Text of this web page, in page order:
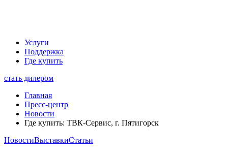
Услуги
Поддержка
Где купить
стать дилером
Главная
Пресс-центр
Новости
Где купить: ТВК-Сервис, г. Пятигорск
НовостиВыставкиСтатьи